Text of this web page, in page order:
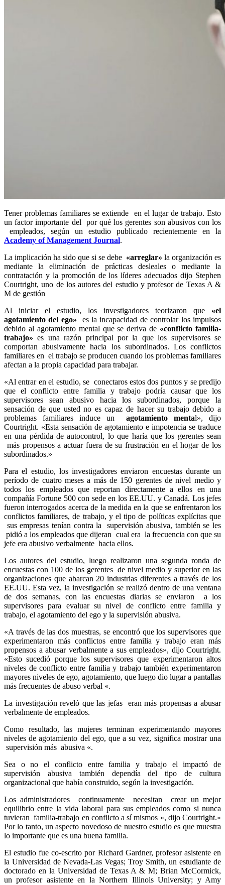
Tener problemas familiares se extiende en el lugar de trabajo. Esto
un factor importante del por qué los gerentes son abusivos con los
empleados, según un estudio publicado recientemente en la
Academy of Management Journal.
La implicación ha sido que si se debe «arreglar» la organización es
mediante la eliminación de prácticas desleales o mediante la
contratación y la promoción de los líderes adecuados dijo Stephen
Courtright, uno de los autores del estudio y profesor de Texas A &
M de gestión
Al iniciar el estudio, los investigadores teorizaron que «el
agotamiento del ego» es la incapacidad de controlar los impulsos
debido al agotamiento mental que se deriva de «conflicto familia-
trabajo» es una razón principal por la que los supervisores se
comportan abusivamente hacia los subordinados. Los conflictos
familiares en el trabajo se producen cuando los problemas familiares
afectan a la propia capacidad para trabajar.
«Al entrar en el estudio, se conectaros estos dos puntos y se predijo
que el conflicto entre familia y trabajo podría causar que los
supervisores sean abusivo hacia los subordinados, porque la
sensación de que usted no es capaz de hacer su trabajo debido a
problemas familiares induce unagotamiento mental», dijo
Courtright. «Esta sensación de agotamiento e impotencia se traduce
en una pérdida de autocontrol, lo que haría que los gerentes sean
más propensos a actuar fuera de su frustración en el hogar de los
subordinados.»
Para el estudio, los investigadores enviaron encuestas durante un
período de cuatro meses a más de 150 gerentes de nivel medio y
todos los empleados que reportan directamente a ellos en una
compañía Fortune 500 con sede en los EE.UU. y Canadá. Los jefes
fueron interrogados acerca de la medida en la que se enfrentaron los
conflictos familiares, de trabajo, y el tipo de políticas explícitas que
sus empresas tenían contra la supervisión abusiva, también se les
pidió a los empleados que dijeran cual era la frecuencia con que su
jefe era abusivo verbalmente hacia ellos.
Los autores del estudio, luego realizaron una segunda ronda de
encuestas con 100 de los gerentes de nivel medio y superior en las
organizaciones que abarcan 20 industrias diferentes a través de los
EE.UU. Esta vez, la investigación se realizó dentro de una ventana
de dos semanas, con las encuestas diarias se enviaron a los
supervisores para evaluar su nivel de conflicto entre familia y
trabajo, el agotamiento del ego y la supervisión abusiva.
«A través de las dos muestras, se encontró que los supervisores que
experimentaron más conflictos entre familia y trabajo eran más
propensos a abusar verbalmente a sus empleados», dijo Courtright.
«Esto sucedió porque los supervisores que experimentaron altos
niveles de conflicto entre familia y trabajo también experimentaron
mayores niveles de ego, agotamiento, que luego dio lugar a pantallas
más frecuentes de abuso verbal «.
La investigación reveló que las jefas eran más propensas a abusar
verbalmente de empleados.
Como resultado, las mujeres terminan experimentando mayores
niveles de agotamiento del ego, que a su vez, significa mostrar una
supervisión más abusiva «.
Sea o no el conflicto entre familia y trabajo el impactó de
supervisión abusiva también dependía del tipo de cultura
organizacional que había construido, según la investigación.
Los administradores continuamente necesitan crear un mejor
equilibrio entre la vida laboral para sus empleados como si nunca
tuvieran familia-trabajo en conflicto a sí mismos «, dijo Courtright.»
Por lo tanto, un aspecto novedoso de nuestro estudio es que muestra
lo importante que es una buena familia.
El estudio fue co-escrito por Richard Gardner, profesor asistente en
la Universidad de Nevada-Las Vegas; Troy Smith, un estudiante de
doctorado en la Universidad de Texas A & M; Brian McCormick,
un profesor asistente en la Northern Illinois University; y Amy